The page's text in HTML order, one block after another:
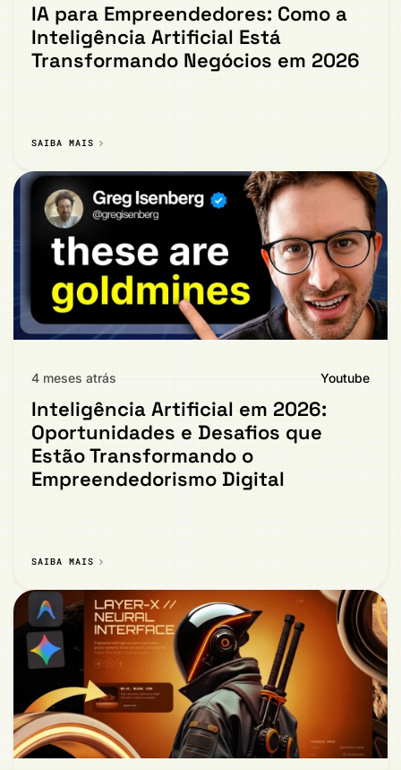
IA para Empreendedores: Como a
Inteligência Artificial Está
Transformando Negócios em 2026
SAIBA MAIS
4 meses atrás Youtube
Inteligência Artificial em 2026:
Oportunidades e Desafios que
Estão Transformando o
Empreendedorismo Digital
SAIBA MAIS